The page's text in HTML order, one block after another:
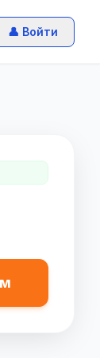
👤 Войти